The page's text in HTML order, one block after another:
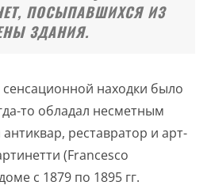
ПОСЫПАВШИХСЯ ИЗ
ЗДАНИЯ.
находки было
то обладал несметным
реставратор и арт-
(Francesco
с 1879 по 1895 гг.